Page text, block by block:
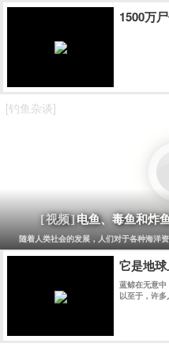
1500万
[钓鱼杂谈]
[视频]电鱼、毒鱼和炸
随着人类社会的发展，人们对于各种海洋
它是地
蓝鲸在无意中
以至于，许